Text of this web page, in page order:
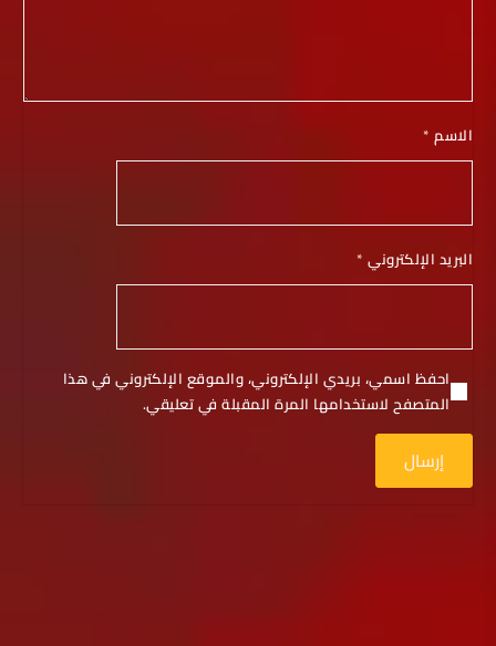
الاسم *
البريد الإلكتروني *
احفظ اسمي، بريدي الإلكتروني، والموقع الإلكتروني في هذا
المتصفح لاستخدامها المرة المقبلة في تعليقي.